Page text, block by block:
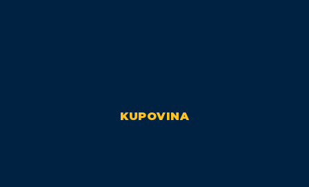
KUPOVINA